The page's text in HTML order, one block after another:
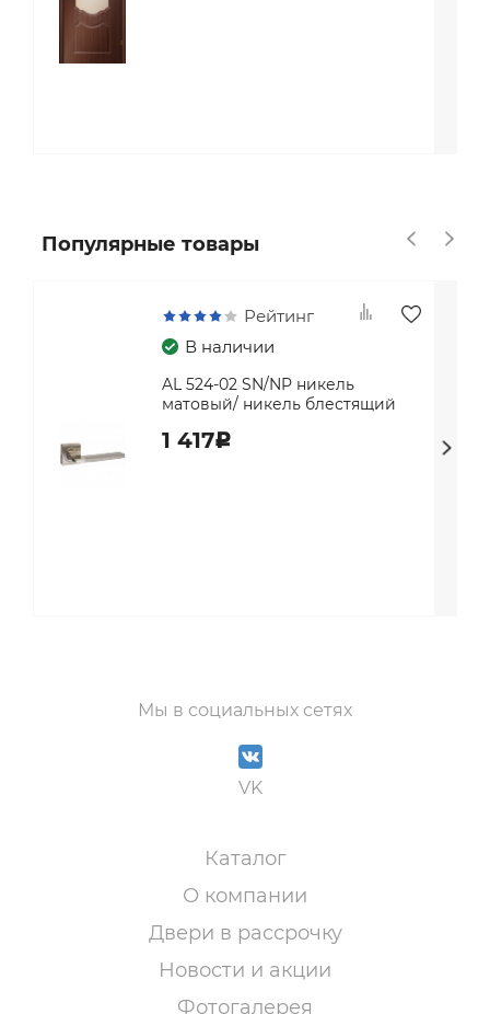
Популярные товары
Рейтинг
В наличии
AL 524-02 SN/NP никель
матовый/ никель блестящий
1 417c
Мы в социальных сетях
VK
Каталог
О компании
Двери в рассрочку
Новости и акции
Фотогалерея